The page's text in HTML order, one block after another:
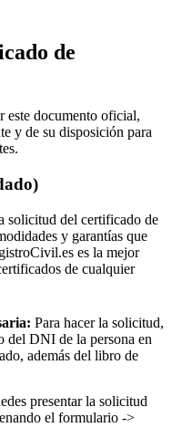
de
este documento oficial,
y de su disposición para
solicitud del certificado de
y garantías que
es la mejor
de cualquier
Para hacer la solicitud,
del DNI de la persona en
además del libro de
presentar la solicitud
el formulario ->